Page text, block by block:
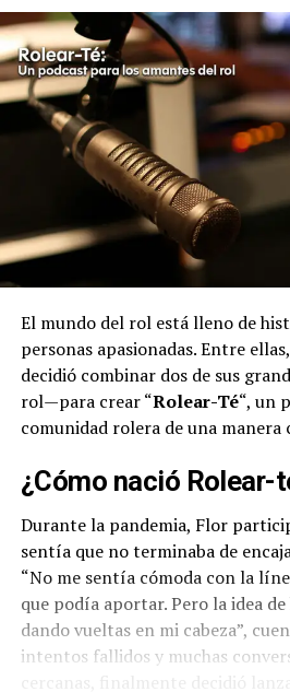
El mundo del rol está lleno de
personas apasionadas. Entre
decidió combinar dos de sus
rol—para crear “Rolear-Té“, un
comunidad rolera de una manera
¿Cómo nació Rolear-
Durante la pandemia, Flor
sentía que no terminaba de
“No me sentía cómoda con la
que podía aportar. Pero la idea
dando vueltas en mi cabeza”,
intentos fallidos y muchas